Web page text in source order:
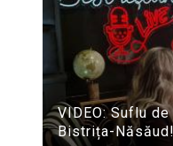
VIDEO: Suflu
Bistrița-